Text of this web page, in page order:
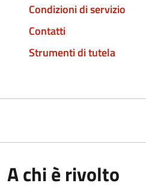
Condizioni di servizio
Contatti
Strumenti di tutela
A chi è rivolto